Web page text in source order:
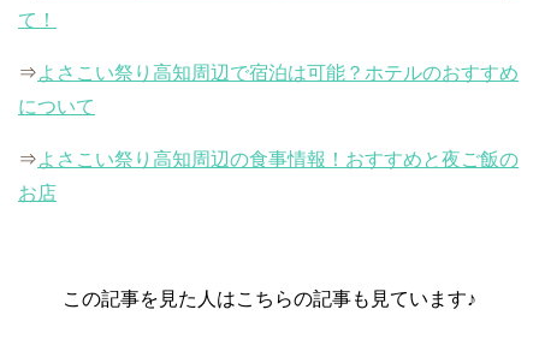
て！
⇒よさこい祭り高知周辺で宿泊は可能？ホテルのおすすめ
について
⇒よさこい祭り高知周辺の食事情報！おすすめと夜ご飯の
お店
この記事を見た人はこちらの記事も見ています♪